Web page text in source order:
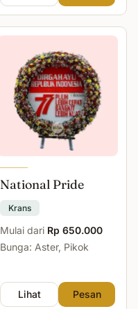
National Pride
Krans
Mulai dari Rp 650.000
Bunga: Aster, Pikok
Lihat Pesan